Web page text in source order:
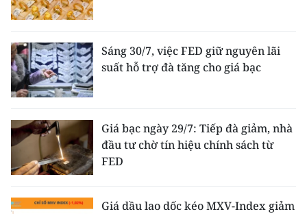
Sáng 30/7, việc FED giữ nguyên lãi
suất hỗ trợ đà tăng cho giá bạc
Giá bạc ngày 29/7: Tiếp đà giảm, nhà
đầu tư chờ tín hiệu chính sách từ
FED
Giá dầu lao dốc kéo MXV-Index giảm